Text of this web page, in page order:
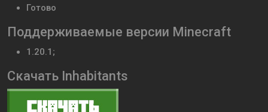
Готово
Поддерживаемые версии Minecraft
1.20.1;
Скачать Inhabitants